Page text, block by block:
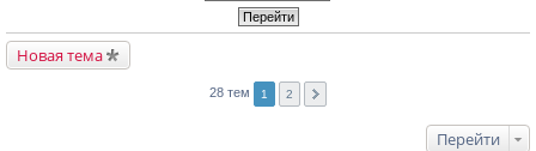
Новая тема
28 тем 1 2
Перейти